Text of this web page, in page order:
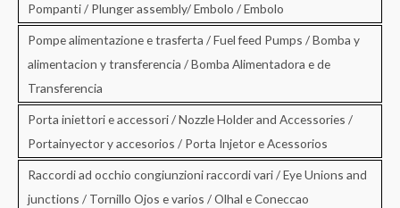
Pompanti / Plunger assembly/ Embolo / Embolo
Pompe alimentazione e trasferta / Fuel feed Pumps / Bomba y
alimentacion y transferencia / Bomba Alimentadora e de
Transferencia
Porta iniettori e accessori / Nozzle Holder and Accessories /
Portainyector y accesorios / Porta Injetor e Acessorios
Raccordi ad occhio congiunzioni raccordi vari / Eye Unions and
junctions / Tornillo Ojos e varios / Olhal e Coneccao